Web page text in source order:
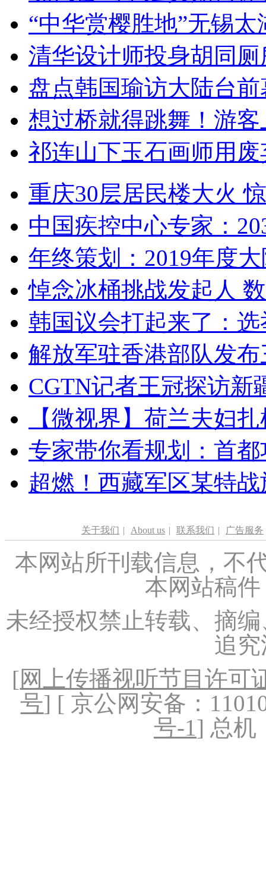
“中华赏樱胜地”无锡
清华设计师投身胡同
盘点韩国瑜访大陆台
想过桥就得跳舞！游客
祁连山下玉石画师用
重庆30层居民楼大火
中国疾控中心专家：
年终策划：2019年度
悼念冰桶挑战发起人
韩国议会打起来了：
解放军驻香港部队发
CGTN记者王冠探访新
【微视界】荷兰夫妇
专家带你看规划：首
超燃！西藏军区某特
关于我们 | About us | 联系我们 | 广告服务
本网站所刊载信息，不
本网站稿
未经授权禁止转载、摘
追
[网上传播视听节目许可
号] [ 京公网安备：
号-1] 总机